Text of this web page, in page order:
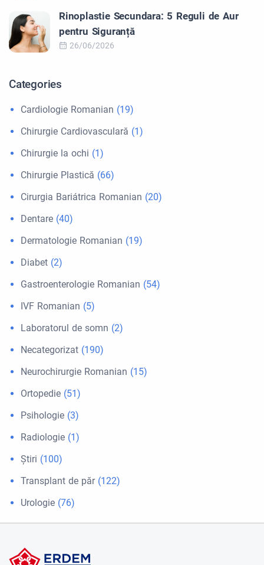
Rinoplastie Secundara: 5 Reguli de Aur
pentru Siguranță
26/06/2026
Categories
Cardiologie Romanian (19)
Chirurgie Cardiovasculară (1)
Chirurgie la ochi (1)
Chirurgie Plastică (66)
Cirurgia Bariátrica Romanian (20)
Dentare (40)
Dermatologie Romanian (19)
Diabet (2)
Gastroenterologie Romanian (54)
IVF Romanian (5)
Laboratorul de somn (2)
Necategorizat (190)
Neurochirurgie Romanian (15)
Ortopedie (51)
Psihologie (3)
Radiologie (1)
Ştiri (100)
Transplant de păr(122)
Urologie (76)